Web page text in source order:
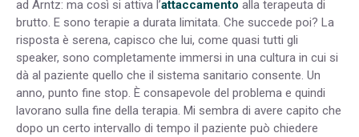
ad Arntz: ma così si attiva l’attaccamento alla terapeuta di
brutto. E sono terapie a durata limitata. Che succede poi? La
risposta è serena, capisco che lui, come quasi tutti gli
speaker, sono completamente immersi in una cultura in cui si
dà al paziente quello che il sistema sanitario consente. Un
anno, punto fine stop. È consapevole del problema e quindi
lavorano sulla fine della terapia. Mi sembra di avere capito che
dopo un certo intervallo di tempo il paziente può chiedere